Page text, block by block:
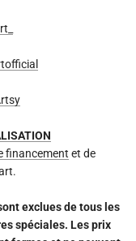
financement et de
exclues de tous les
spéciales. Les prix